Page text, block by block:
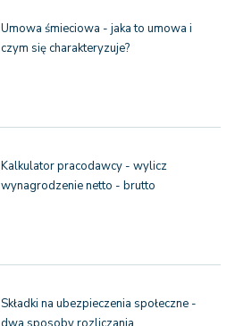
Umowa śmieciowa - jaka to umowa i
czym się charakteryzuje?
Kalkulator pracodawcy - wylicz
wynagrodzenie netto - brutto
Składki na ubezpieczenia społeczne -